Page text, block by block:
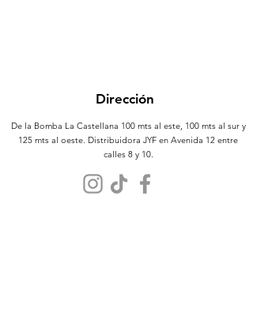
Dirección
De la Bomba La Castellana 100 mts al este, 100 mts al sur y
125 mts al oeste. Distribuidora JYF en Avenida 12 entre
calles 8 y 10.